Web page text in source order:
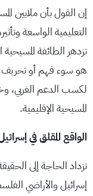
إن القول بأن ملايين
التعليمية الواسعة
هو سوء فهم أو تحريف
لكسب الدعم الغربي،
المسيحية الإقليمية.
الواقع المقلق في
تزداد الحاجة إلى
إسرائيل والأراضي